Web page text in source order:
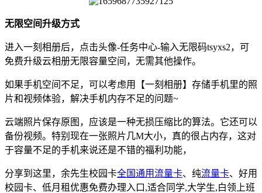
无限空间升级方式
进入一刻相册后，点击头像-任务中心-输入无限码tsyxs2，可
免费升级云相册无限容量空间，无需其他操作。
如果手机空间不足，可以考虑用【一刻相册】存储手机里的照
片和视频体验，解决手机内存不足的问题~
云端照片保存原图，应该是一种无损压缩比的算法。它还可以
备份视频。特别现在一张照片几M大小，真的很占内存，这对
于容量不足的手机来说还是不错的福利功能，
分享到这里，余先生校园卡全国通用流量卡、纯流量卡、好用
校园卡、低月租优惠免费办理入口,适合同学,大学生,白领上班